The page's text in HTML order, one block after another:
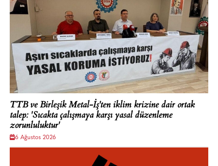
TTB ve Birleşik Metal-İş'ten iklim krizine dair ortak
talep: 'Sıcakta çalışmaya karşı yasal düzenleme
zorunluluktur'
6 Ağustos 2026